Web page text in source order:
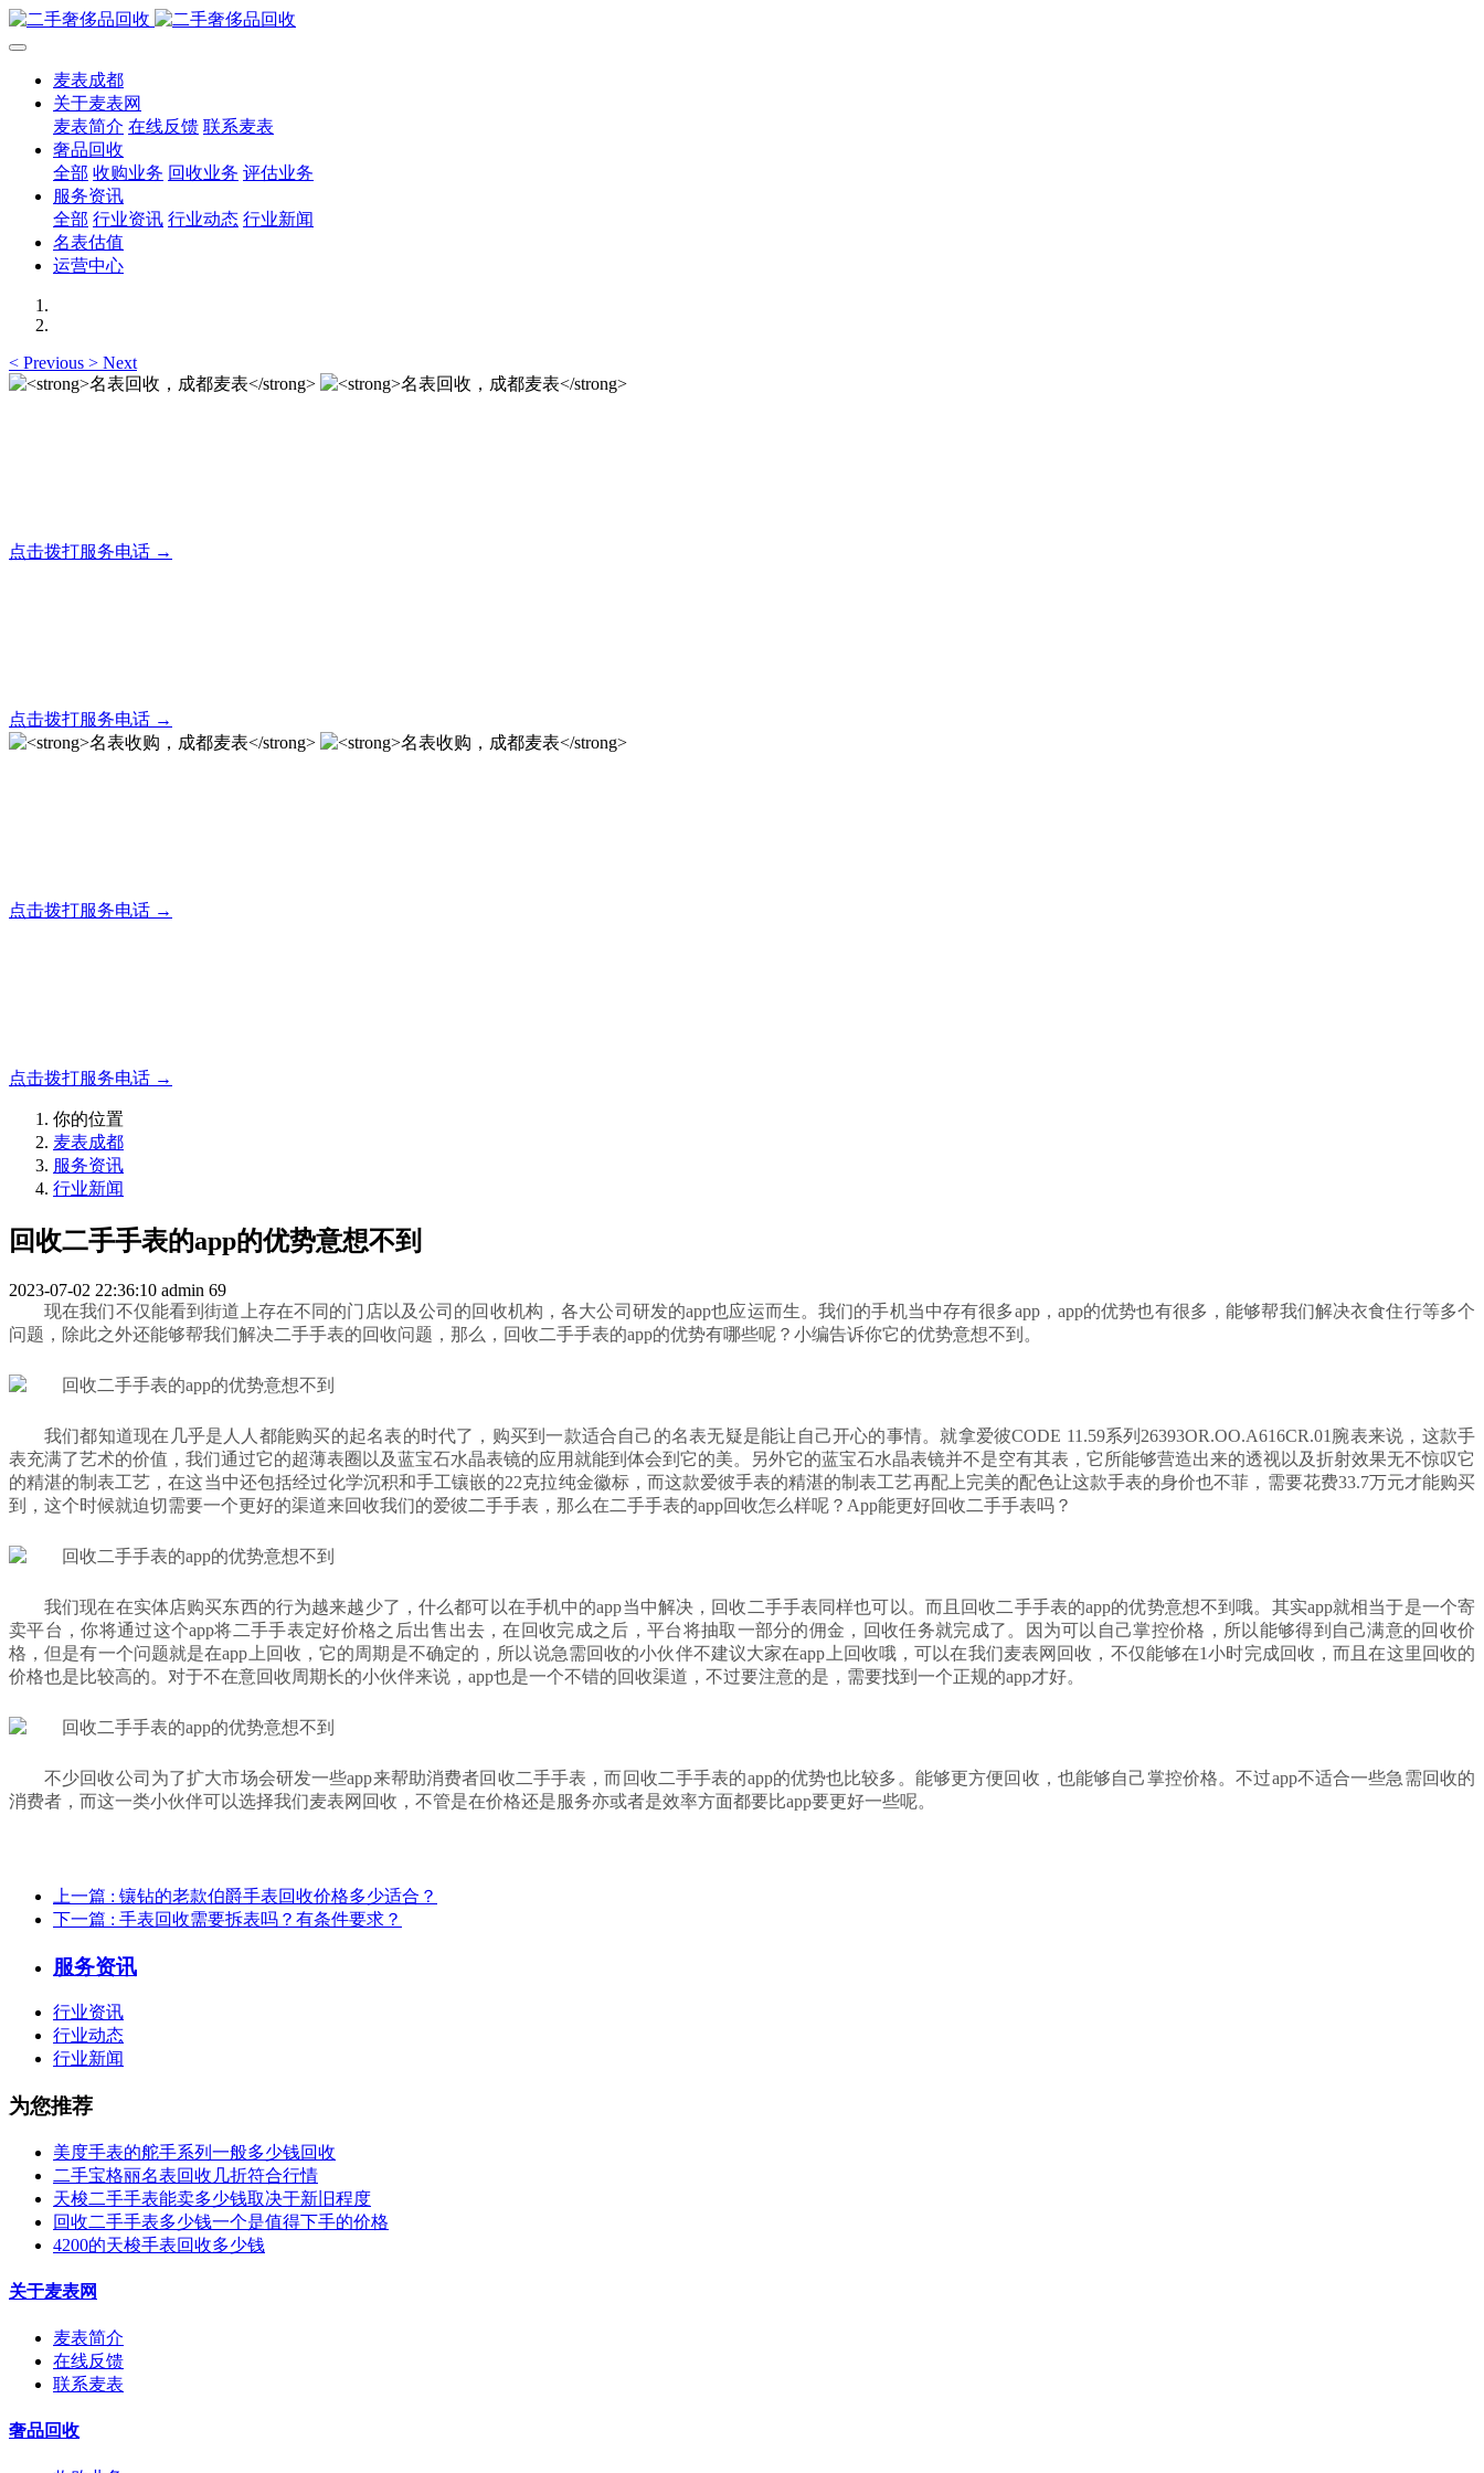
麦表成都
关于麦表网
麦表简介 在线反馈 联系麦表
奢品回收
全部 收购业务 回收业务 评估业务
服务资讯
全部 行业资讯 行业动态 行业新闻
名表估值
运营中心
< Previous > Next
点击拨打服务电话 →
点击拨打服务电话 →
点击拨打服务电话 →
点击拨打服务电话 →
你的位置
麦表成都
服务资讯
行业新闻
回收二手手表的app的优势意想不到
2023-07-02 22:36:10 admin 69
现在我们不仅能看到街道上存在不同的门店以及公司的回收机构，各大公司研发的app也应运而生。我们的手机当中存有很多app，app的优势也有很多，能够帮我们解决衣食住行等多个
问题，除此之外还能够帮我们解决二手手表的回收问题，那么，回收二手手表的app的优势有哪些呢？小编告诉你它的优势意想不到。
我们都知道现在几乎是人人都能购买的起名表的时代了，购买到一款适合自己的名表无疑是能让自己开心的事情。就拿爱彼CODE 11.59系列26393OR.OO.A616CR.01腕表来说， 这款手
表充满了艺术的价值，我们通过它的超薄表圈以及蓝宝石水晶表镜的应用就能到体会到它的美。另外它的蓝宝石水晶表镜并不是空有其表，它所能够营造出来的透视以及折射效果无不惊叹它
的精湛的制表工艺，在这当中还包括经过化学沉积和手工镶嵌的22克拉纯金徽标，而这款爱彼手表的精湛的制表工艺再配上完美的配色让这款手表的身价也不菲，需要花费33.7万元才能购买
到，这个时候就迫切需要一个更好的渠道来回收我们的爱彼二手手表，那么在二手手表的app回收怎么样呢？App能更好回收二手手表吗？
我们现在在实体店购买东西的行为越来越少了，什么都可以在手机中的app当中解决，回收二手手表同样也可以。而且回收二手手表的app的优势意想不到哦。其实app就相当于是一个寄
卖平台，你将通过这个app将二手手表定好价格之后出售出去，在回收完成之后，平台将抽取一部分的佣金，回收任务就完成了。因为可以自己掌控价格，所以能够得到自己满意的回收价
格，但是有一个问题就是在app上回收，它的周期是不确定的，所以说急需回收的小伙伴不建议大家在app上回收哦，可以在我们麦表网回收，不仅能够在1小时完成回收，而且在这里回收的
价格也是比较高的。对于不在意回收周期长的小伙伴来说，app也是一个不错的回收渠道，不过要注意的是，需要找到一个正规的app才好。
不少回收公司为了扩大市场会研发一些app来帮助消费者回收二手手表，而回收二手手表的app的优势也比较多。能够更方便回收，也能够自己掌控价格。不过app不适合一些急需回收的
消费者，而这一类小伙伴可以选择我们麦表网回收，不管是在价格还是服务亦或者是效率方面都要比app要更好一些呢。
上一篇 : 镶钻的老款伯爵手表回收价格多少适合？
下一篇 : 手表回收需要拆表吗？有条件要求？
服务资讯
行业资讯
行业动态
行业新闻
为您推荐
美度手表的舵手系列一般多少钱回收
二手宝格丽名表回收几折符合行情
天梭二手手表能卖多少钱取决于新旧程度
回收二手手表多少钱一个是值得下手的价格
4200的天梭手表回收多少钱
关于麦表网
麦表简介
在线反馈
联系麦表
奢品回收